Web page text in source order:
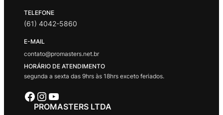
TELEFONE
(61) 4042-5860
E-MAIL
contato@promasters.net.br
HORÁRIO DE ATENDIMENTO
segunda a sexta das 9hrs às 18hrs exceto feriados.
Facebook Instagram Youtube
PROMASTERS LTDA